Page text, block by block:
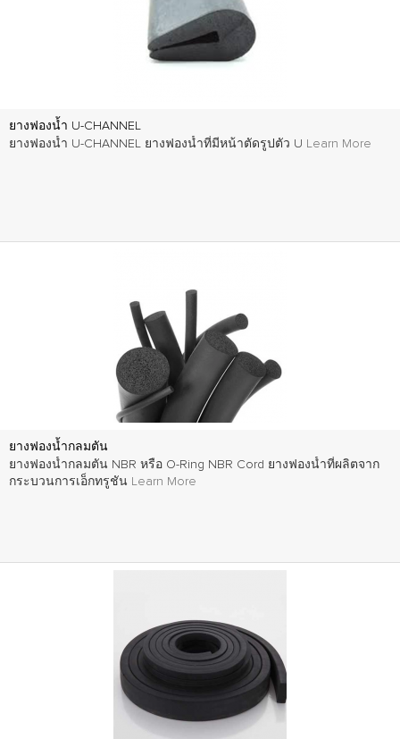
ยางฟองน้ำ U-CHANNEL
ยางฟองน้ำ U-CHANNEL ยางฟองน้ำที่มีหน้าตัดรูปตัว U Learn More
ยางฟองน้ำกลมตัน
ยางฟองน้ำกลมตัน NBR หรือ O-Ring NBR Cord ยางฟองน้ำที่ผลิตจาก
กระบวนการเอ็กทรูชัน Learn More